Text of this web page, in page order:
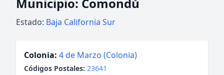
Estado: Baja California Sur
Colonia: 4 de Marzo (Colonia)
Códigos Postales: 23641